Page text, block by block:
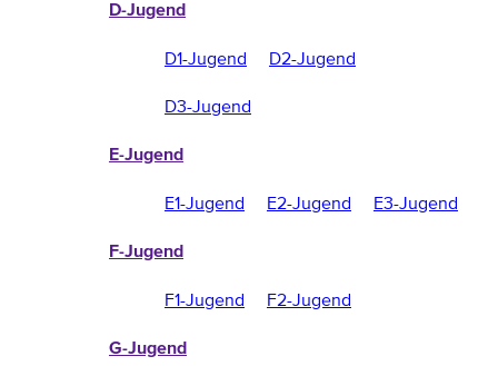
D-Jugend
D1-Jugend
D2-Jugend
D3-Jugend
E-Jugend
E1-Jugend E2-Jugend E3-Jugend
F-Jugend
F1-Jugend F2-Jugend
G-Jugend